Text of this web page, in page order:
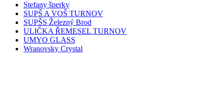
Stefany šperky
SUPŠ A VOŠ TURNOV
SUPŠS Železný Brod
ULIČKA ŘEMESEL TURNOV
UMYO GLASS
Wranovsky Crystal